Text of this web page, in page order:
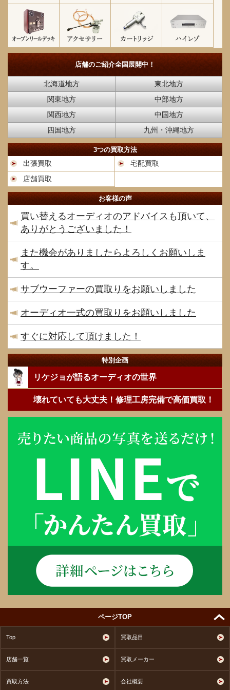
店舗のご紹介全国展開中！
北海道地方
東北地方
関東地方
中部地方
関西地方
中国地方
四国地方
九州・沖縄地方
3つの買取方法
出張買取
宅配買取
店舗買取
お客様の声
買い替えるオーディオのアドバイスも頂いて、
ありがとうございました！
また機会がありましたらよろしくお願いしま
す。
サブウーファーの買取りをお願いしました
オーディオ一式の買取りをお願いしました
すぐに対応して頂けました！
特別企画
リケジョが語るオーディオの世界
壊れていても大丈夫！修理工房完備で高価買取！
ページTOP
Top 買取品目
店舗一覧 買取メーカー
買取方法 会社概要